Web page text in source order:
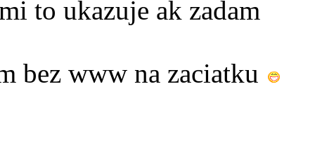
to ukazuje ak zadam
bez www na zaciatku